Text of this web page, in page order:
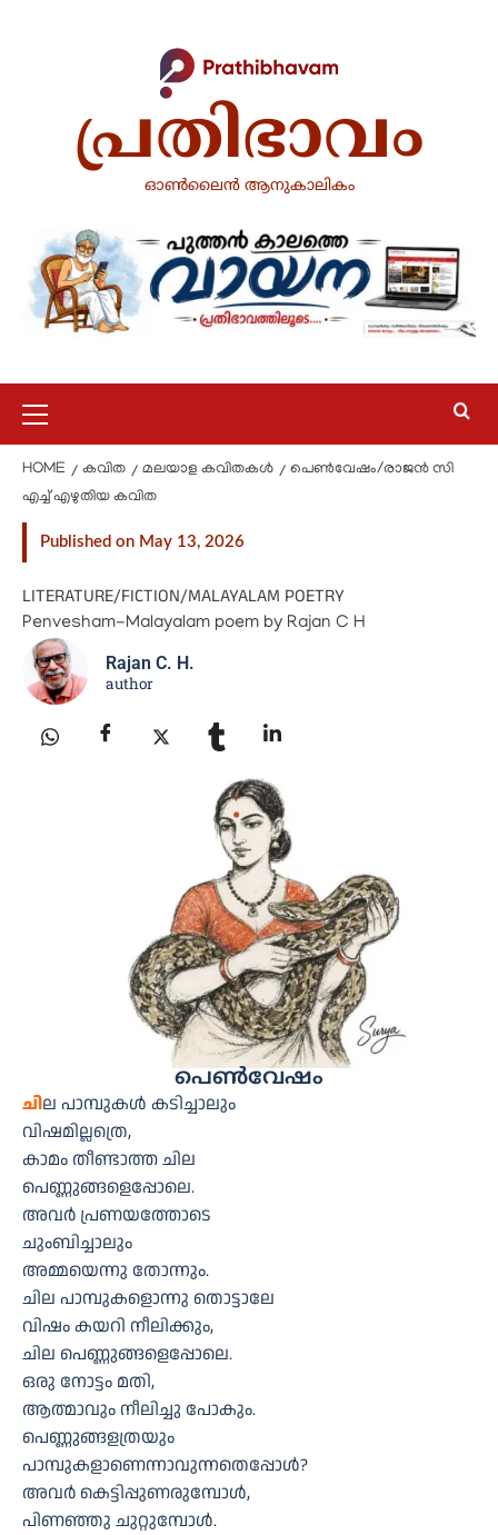
പ്രതിഭാവം
ഓൺലൈൻ ആനുകാലികം
HOME കവിത മലയാള കവിതകൾ
പെൺവേഷം/രാജൻ സി
എച്ച് എഴുതിയ കവിത
Published on May 13, 2026
LITERATURE/FICTION/MALAYALAM POETRY
Penvesham-Malayalam poem by Rajan C H
Rajan C. H.
author
പെണ്‍വേഷം
ചില പാമ്പുകള്‍ കടിച്ചാലും
വിഷമില്ലത്രെ,
കാമം തീണ്ടാത്ത ചില
പെണ്ണുങ്ങളെപ്പോലെ.
അവര്‍ പ്രണയത്തോടെ
ചുംബിച്ചാലും
അമ്മയെന്നു തോന്നും.
ചില പാമ്പുകളൊന്നു തൊട്ടാലേ
വിഷം കയറി നീലിക്കും,
ചില പെണ്ണുങ്ങളെപ്പോലെ.
ഒരു നോട്ടം മതി,
ആത്മാവും നീലിച്ചു പോകും.
പെണ്ണുങ്ങളത്രയും
പാമ്പുകളാണെന്നാവുന്നതെപ്പോള്‍?
അവര്‍ കെട്ടിപ്പുണരുമ്പോള്‍,
പിണഞ്ഞു ചുറ്റുമ്പോള്‍.